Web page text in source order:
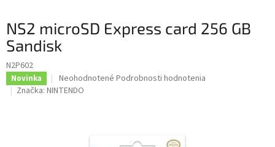
NS2 microSD Express card 256 GB
Sandisk
N2P602
Novinka
Priemerné
hodnotenie
Neohodnotené Podrobnosti hodnotenia
Značka: NINTENDO